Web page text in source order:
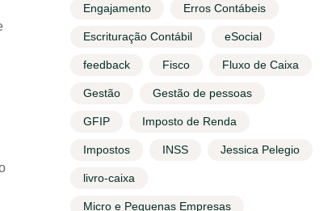
Engajamento Erros Contábeis
Escrituração Contábil eSocial
feedback Fisco Fluxo de Caixa
Gestão Gestão de pessoas
GFIP Imposto de Renda
Impostos INSS Jessica Pelegio
livro-caixa
Micro e Pequenas Empresas